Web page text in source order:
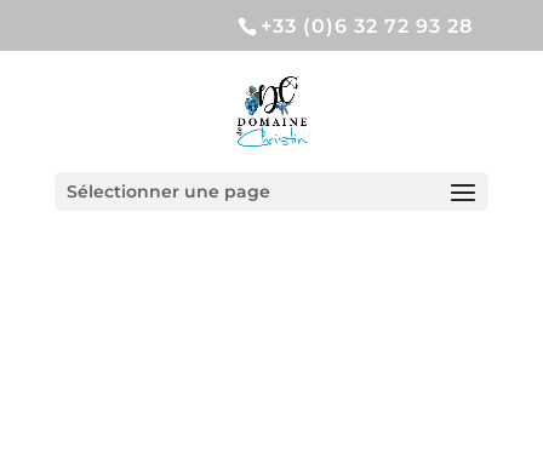
+33 (0)6 32 72 93 28
Sélectionner une page